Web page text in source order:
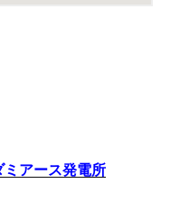
アース発電所